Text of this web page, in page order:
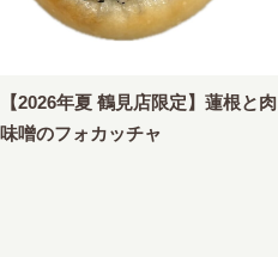
【2026年夏 鶴見店限定】蓮根と肉
味噌のフォカッチャ